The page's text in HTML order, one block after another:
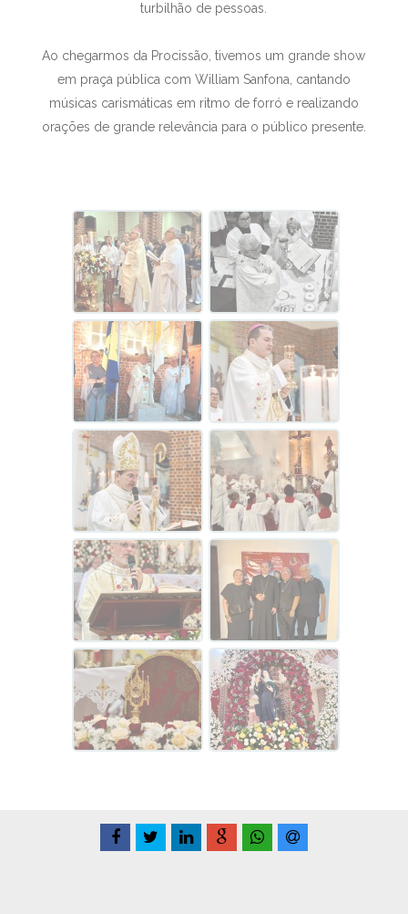
turbilhão de pessoas.
Ao chegarmos da Procissão, tivemos um grande show
em praça pública com William Sanfona, cantando
músicas carismáticas em ritmo de forró e realizando
orações de grande relevância para o público presente.